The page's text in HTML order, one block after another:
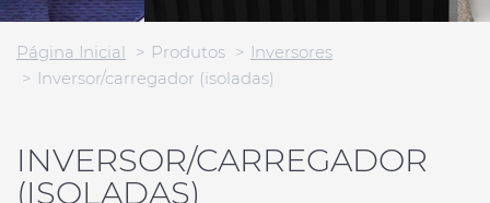
Página Inicial Produtos
Inversores
Inversor/carregador (isoladas)
INVERSOR/CARREGADOR
(ISOLADAS)